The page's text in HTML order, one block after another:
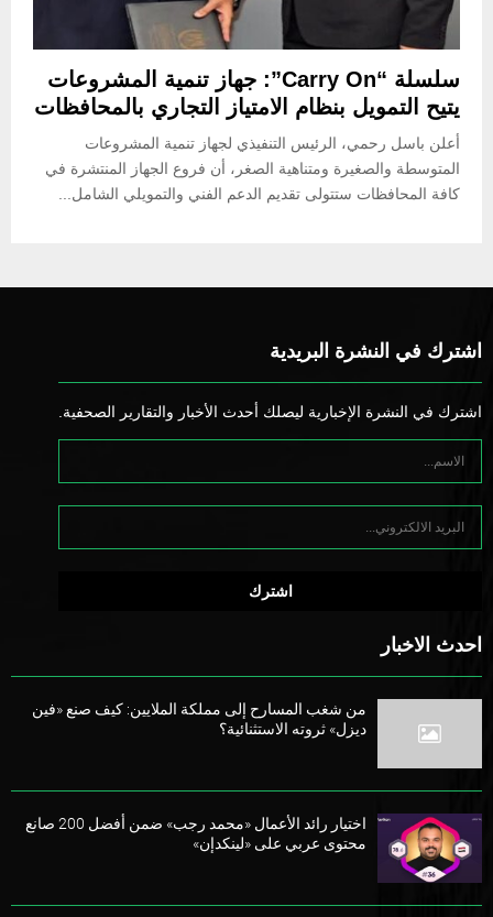
سلسلة “Carry On”: جهاز تنمية المشروعات
يتيح التمويل بنظام الامتياز التجاري بالمحافظات
أعلن باسل رحمي، الرئيس التنفيذي لجهاز تنمية المشروعات
المتوسطة والصغيرة ومتناهية الصغر، أن فروع الجهاز المنتشرة في
كافة المحافظات ستتولى تقديم الدعم الفني والتمويلي الشامل...
اشترك في النشرة البريدية
اشترك في النشرة الإخبارية ليصلك أحدث الأخبار والتقارير الصحفية.
احدث الاخبار
من شغب المسارح إلى مملكة الملايين: كيف صنع «فين
ديزل» ثروته الاستثنائية؟
اختيار رائد الأعمال «محمد رجب» ضمن أفضل 200 صانع
محتوى عربي على «لينكدإن»